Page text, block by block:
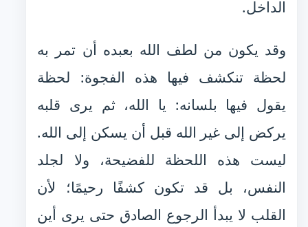
الداخل.
وقد يكون من لطف الله بعبده أن تمر به
لحظة تنكشف فيها هذه الفجوة: لحظة
يقول فيها بلسانه: يا الله، ثم يرى قلبه
يركض إلى غير الله قبل أن يسكن إلى الله.
ليست هذه اللحظة للفضيحة، ولا لجلد
النفس، بل قد تكون كشفًا رحيمًا؛ لأن
القلب لا يبدأ الرجوع الصادق حتى يرى أين